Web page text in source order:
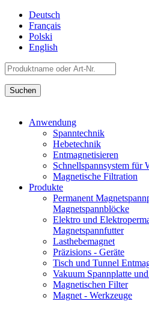
Deutsch
Français
Polski
English
Anwendung
Spanntechnik
Hebetechnik
Entmagnetisieren
Schnellspannsystem für
Magnetische Filtration
Produkte
Permanent
Magnetspannblöcke
Elektro und
Magnetspannfutter
Lasthebemagnet
Präzisions - Geräte
Tisch und Tunnel
Vakuum Spannplatte
Magnetischen Filter
Magnet - Werkzeuge